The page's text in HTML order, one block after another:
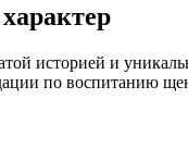
историей и
по воспитанию